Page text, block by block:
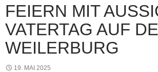
FEIERN MIT
VATERTAG AUF
WEILERBURG
19. MAI 2025